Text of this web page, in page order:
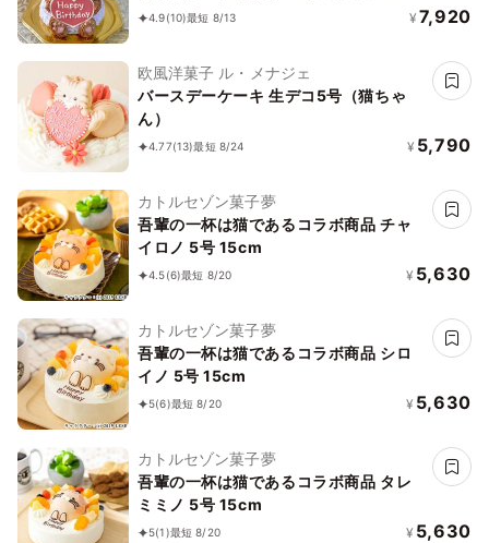
リーム
4.9(10)最短 8/13 ¥ 7,920
欧風洋菓子 ル・メナジェ
バースデーケーキ 生デコ5号（猫ちゃ
ん）
4.77(13)最短 8/24 ¥ 5,790
カトルセゾン菓子夢
吾輩の一杯は猫であるコラボ商品 チャ
イロノ 5号 15cm
4.5(6)最短 8/20 ¥ 5,630
カトルセゾン菓子夢
吾輩の一杯は猫であるコラボ商品 シロ
イノ 5号 15cm
5(6)最短 8/20 ¥ 5,630
カトルセゾン菓子夢
吾輩の一杯は猫であるコラボ商品 タレ
ミミノ 5号 15cm
5(1)最短 8/20 ¥ 5,630